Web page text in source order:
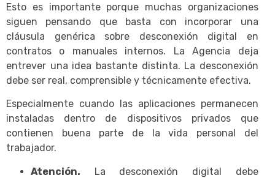
Esto es importante porque muchas organizaciones
siguen pensando que basta con incorporar una
cláusula genérica sobre desconexión digital en
contratos o manuales internos. La Agencia deja
entrever una idea bastante distinta. La desconexión
debe ser real, comprensible y técnicamente efectiva.
Especialmente cuando las aplicaciones permanecen
instaladas dentro de dispositivos privados que
contienen buena parte de la vida personal del
trabajador.
Atención. La desconexión digital debe